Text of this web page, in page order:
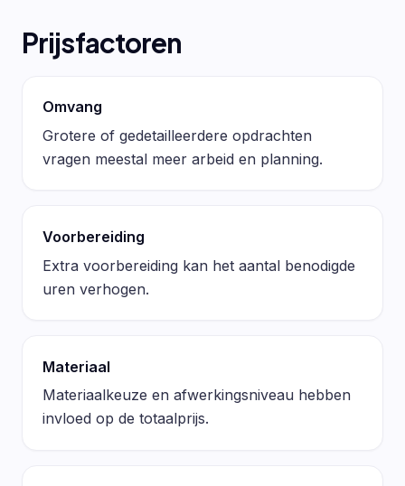
Prijsfactoren
Omvang
Grotere of gedetailleerdere opdrachten
vragen meestal meer arbeid en planning.
Voorbereiding
Extra voorbereiding kan het aantal benodigde
uren verhogen.
Materiaal
Materiaalkeuze en afwerkingsniveau hebben
invloed op de totaalprijs.